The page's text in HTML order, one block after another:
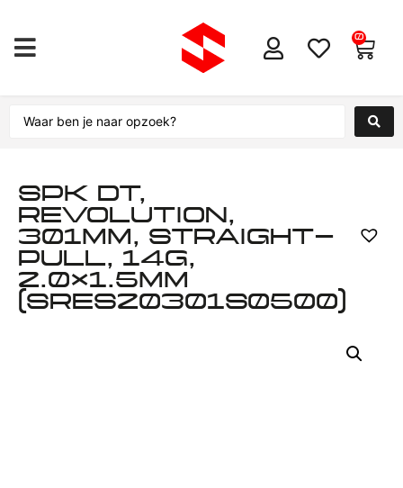
0
SPK DT,
REVOLUTION,
301MM, STRAIGHT-
PULL, 14G,
2.0×1.5MM
(SRES20301S0500)